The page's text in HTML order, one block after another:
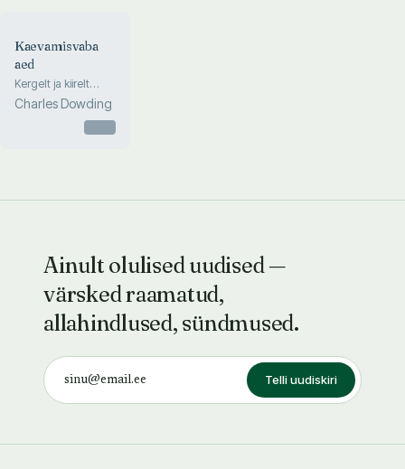
Kaevamisvaba
aed
Kergelt ja kiirelt
umbrohust
köögiviljadeni
Charles Dowding
Ainult olulised uudised —
värsked raamatud,
allahindlused, sündmused.
Telli uudiskiri